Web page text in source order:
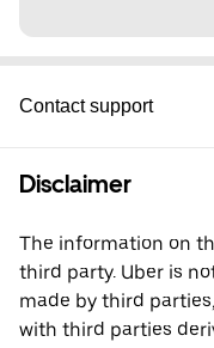
Contact support
Disclaimer
The information on
third party. Uber is
made by third
with third parties